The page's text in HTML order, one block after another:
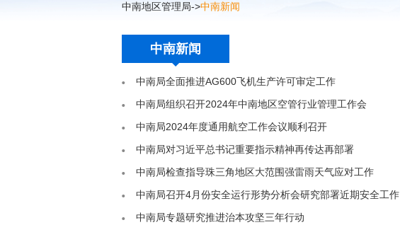
中南地区管理局->中南新闻
中南新闻
中南局全面推进AG600飞机生产许可审定工作
中南局组织召开2024年中南地区空管行业管理工作会
中南局2024年度通用航空工作会议顺利召开
中南局对习近平总书记重要指示精神再传达再部署
中南局检查指导珠三角地区大范围强雷雨天气应对工作
中南局召开4月份安全运行形势分析会研究部署近期安全工作
中南局专题研究推进治本攻坚三年行动